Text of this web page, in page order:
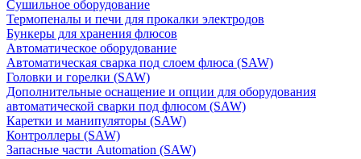
Сушильное оборудование
Термопеналы и печи для прокалки электродов
Бункеры для хранения флюсов
Автоматическое оборудование
Автоматическая сварка под слоем флюса (SAW)
Головки и горелки (SAW)
Дополнительные оснащение и опции для оборудования
автоматической сварки под флюсом (SAW)
Каретки и манипуляторы (SAW)
Контроллеры (SAW)
Запасные части Automation (SAW)